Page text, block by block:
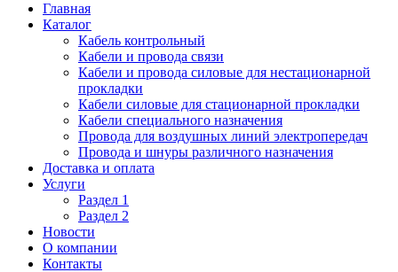
Главная
Каталог
Кабель контрольный
Кабели и провода связи
Кабели и провода силовые для нестационарной
прокладки
Кабели силовые для стационарной прокладки
Кабели специального назначения
Провода для воздушных линий электропередач
Провода и шнуры различного назначения
Доставка и оплата
Услуги
Раздел 1
Раздел 2
Новости
О компании
Контакты